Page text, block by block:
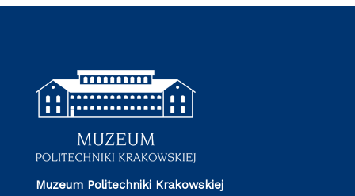
Muzeum Politechniki Krakowskiej